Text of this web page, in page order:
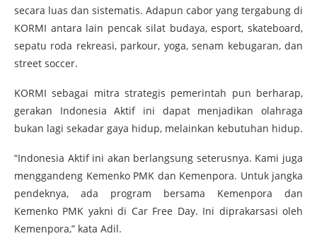
secara luas dan sistematis. Adapun cabor yang tergabung di
KORMI antara lain pencak silat budaya, esport, skateboard,
sepatu roda rekreasi, parkour, yoga, senam kebugaran, dan
street soccer.
KORMI sebagai mitra strategis pemerintah pun berharap,
gerakan Indonesia Aktif ini dapat menjadikan olahraga
bukan lagi sekadar gaya hidup, melainkan kebutuhan hidup.
“Indonesia Aktif ini akan berlangsung seterusnya. Kami juga
menggandeng Kemenko PMK dan Kemenpora. Untuk jangka
pendeknya, ada program bersama Kemenpora dan
Kemenko PMK yakni di Car Free Day. Ini diprakarsasi oleh
Kemenpora,” kata Adil.